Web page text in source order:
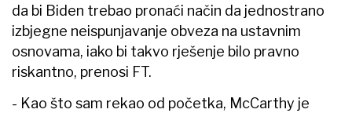
da bi Biden trebao pronaći način da jednostrano
izbjegne neispunjavanje obveza na ustavnim
osnovama, iako bi takvo rješenje bilo pravno
riskantno, prenosi FT.
- Kao što sam rekao od početka, McCarthy je